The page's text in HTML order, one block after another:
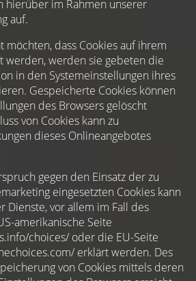
hierüber im Rahmen unserer
auf.
möchten, dass Cookies auf ihrem
werden, werden sie gebeten die
in den Systemeinstellungen ihres
Gespeicherte Cookies können
des Browsers gelöscht
von Cookies kann zu
dieses Onlineangebotes
gegen den Einsatz der zu
eingesetzten Cookies kann
Dienste, vor allem im Fall des
amerikanische Seite
choices/ oder die EU-Seite
erklärt werden. Des
von Cookies mittels deren